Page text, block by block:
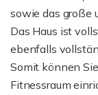
sowie das große
Das Haus ist
ebenfalls
Somit können
Fitnessraum